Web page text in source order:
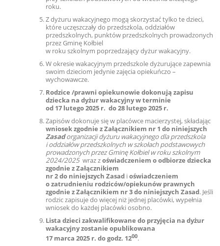
roku.
Z dyżuru wakacyjnego mogą skorzystać tylko te dzieci,
które uczęszczały do przedszkola, oddziałów
przedszkolnych, punktów przedszkolnych prowadzonych
przez Gminę Kołbiel
w roku szkolnym poprzedzający dyżur wakacyjny.
W okresie wakacyjnym przedszkole dyżurujące zapewnia
swoim dzieciom jedynie zajęcia opiekuńczo –
wychowawcze.
Rodzice /prawni opiekunowie dokonują zapisu
dziecka na dyżur wakacyjny w terminie
od 17 lutego 2025 r. do 28 lutego 2025 r.
Zapisów dokonuje się w placówce macierzystej, składając
wniosek zgodnie z Załącznikiem nr 1 do niniejszych
Zasadorganizacji dyżuru wakacyjnegodla przedszkola
i oddziałów przedszkolnych w szkołach podstawowych
prowadzonych przez Gminę Kołbiel w roku szkolnym
2024/2025wraz zoświadczeniem o odbiorze dziecka
zgodnie z Załącznikiem
nr 2 do niniejszych Zasad ioświadczeniem
o zatrudnieniu rodziców/opiekunów prawnych
zgodnie z Załącznikiem nr 3 do niniejszych Zasad. Jeśli
rodzic zapisuje do więcej niż jednej placówki, wypełnia
wniosek do każdej placówki osobno.
Lista dzieci zakwalifikowane do przyjęcia na dyżur
wakacyjny zostanie opublikowana
17 marca 2025 r. do godz. 1200.